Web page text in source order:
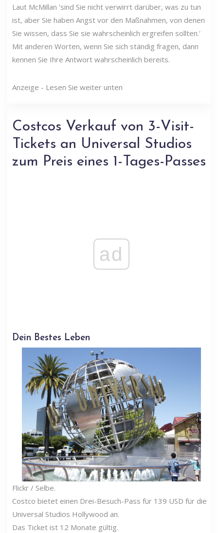
Laut McMillan 'sind Sie nicht verwirrt darüber, was zu tun
ist, aber Sie haben Angst vor den Maßnahmen, von denen
Sie wissen, dass Sie sie wahrscheinlich ergreifen sollten.'
Mit anderen Worten, wenn Sie sich ständig fragen, dann
kennen Sie Ihre Antwort wahrscheinlich bereits.
Anzeige - Lesen Sie weiter unten
Costcos Verkauf von 3-Visit-
Tickets an Universal Studios
zum Preis eines 1-Tages-Passes
ad
Dein Bestes Leben
Flickr / Selbe.
Costco bietet einen Drei-Besuch-Pass für 139 USD für die
Universal Studios Hollywood an.
Das Ticket ist 12 Monate gültig.